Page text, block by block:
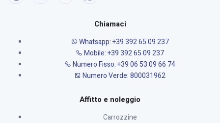
Chiamaci
Whatsapp: +39 392 65 09 237
Mobile: +39 392 65 09 237
Numero Fisso: +39 06 53 09 66 74
Numero Verde: 800031962
Affitto e noleggio
Carrozzine